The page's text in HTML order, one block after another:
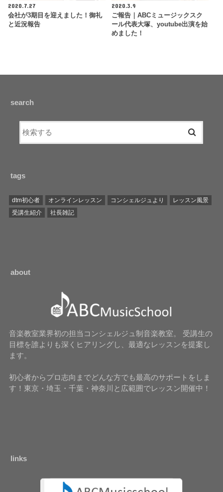
2020.7.27
会社が3期目を迎えました！御礼
と近況報告
2020.3.9
ご報告｜ABCミュージックスク
ール代表大塚、youtube出演を始
めました！
search
tags
dtm初心者 オンラインレッスン コンシェルジュより
レッスン風景
受講生紹介
社長雑記
about
音楽教室業界初の担当コンシェルジュ制音楽教室。 受講生の
目標を誰よりも深くヒアリングし、最適なレッスンを提案し
ます。
初心者からプロ志向までどんな方でも最高のサポートをしま
す！東京・埼玉・千葉・神奈川と広範囲でレッスン開催中！
links